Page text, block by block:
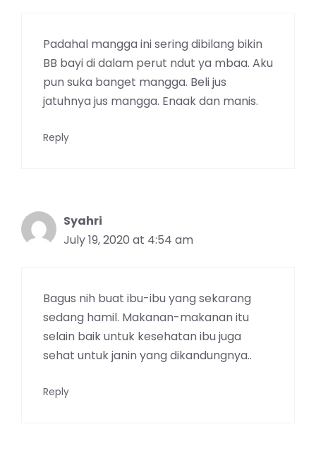
Padahal mangga ini sering dibilang bikin
BB bayi di dalam perut ndut ya mbaa. Aku
pun suka banget mangga. Beli jus
jatuhnya jus mangga. Enaak dan manis.
Reply
Syahri
July 19, 2020 at 4:54 am
Bagus nih buat ibu-ibu yang sekarang
sedang hamil. Makanan-makanan itu
selain baik untuk kesehatan ibu juga
sehat untuk janin yang dikandungnya..
Reply